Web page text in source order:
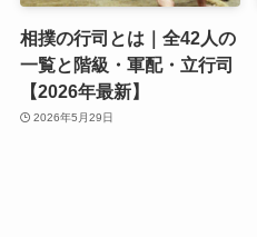
相撲の行司とは｜全42人の
一覧と階級・軍配・立行司
【2026年最新】
2026年5月29日